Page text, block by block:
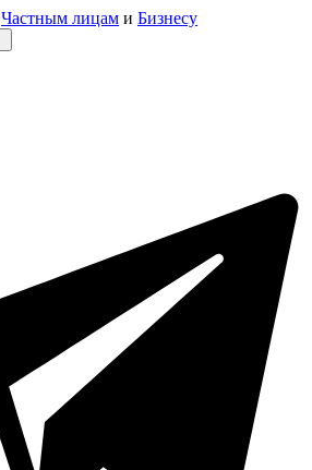
Частным лицам и Бизнесу